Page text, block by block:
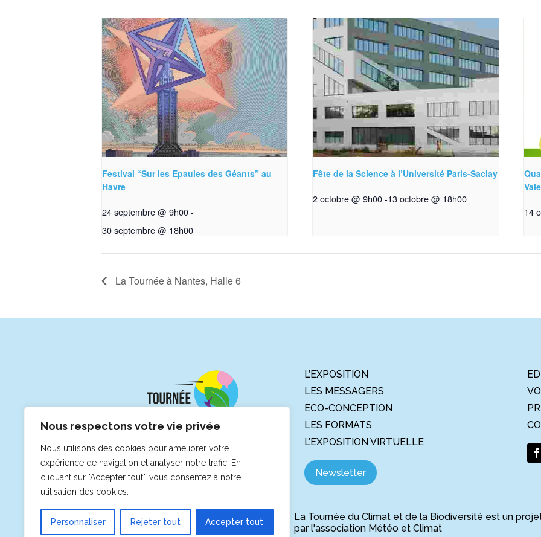
Nous respectons votre vie privée
Nous utilisons des cookies pour améliorer votre
expérience de navigation et analyser notre trafic. En
cliquant sur "Accepter tout", vous consentez à notre
utilisation des cookies.
Personnaliser Rejeter tout Accepter tout
Festival “Sur les Epaules des Géants” au
Havre
24 septembre @ 9h00-
30 septembre @ 18h00
Fête de la Science à l’Université Paris-Saclay
2 octobre @ 9h00 -13 octobre @ 18h00
14
La Tournée à Nantes, Halle 6
L’EXPOSITION
LES MESSAGERS
ECO-CONCEPTION
LES FORMATS
L’EXPOSITION VIRTUELLE
Newsletter
La Tournée du Climat et de la Biodiversité est un
par l'association Météo et Climat